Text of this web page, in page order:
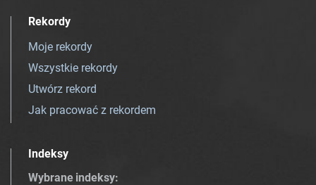
Rekordy
Moje rekordy
Wszystkie rekordy
Utwórz rekord
Jak pracować z rekordem
Indeksy
Wybrane indeksy: